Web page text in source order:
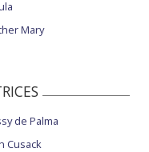
Mary
de Palma
Cusack